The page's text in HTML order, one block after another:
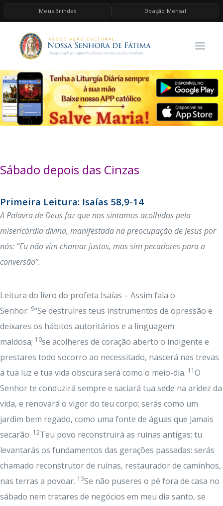
Meus Brindes Doação Mensal
HOME
A ASSOCIAÇÃO
CONTEÚDOS DE MARIA
ESPIRITUALIDADE
AS MELHORES MÚSICAS CATÓLICAS
BRINDES
Sábado depois das Cinzas
Primeira Leitura: Isaías 58,9-14
A Palavra de Deus faz que nos sintamos acolhidos pela
misericórdia divina, manifestada na preocupação de Jesus por
nós: “Eu não vim chamar justos, mas sim pecadores para a
conversão”.
Leitura do livro do profeta Isaías – Assim fala o
Senhor: 9“Se destruíres teus instrumentos de opressão e
deixares os hábitos autoritários e a linguagem
maldosa; 10se acolheres de coração aberto o indigente e
prestares todo socorro ao necessitado, nascerá nas trevas
a tua luz e tua vida obscura será como o meio-dia. 11O
Senhor te conduzirá sempre e saciará tua sede na aridez da
vida, e renovará o vigor do teu corpo; serás como um
jardim bem regado, como uma fonte de águas que jamais
secarão. 12Teu povo reconstruirá as ruínas antigas; tu
levantarás os fundamentos das gerações passadas: serás
chamado reconstrutor de ruínas, restaurador de caminhos,
nas terras a povoar. 13Se não puseres o pé fora de casa no
sábado nem tratares de negócios em meu dia santo, se